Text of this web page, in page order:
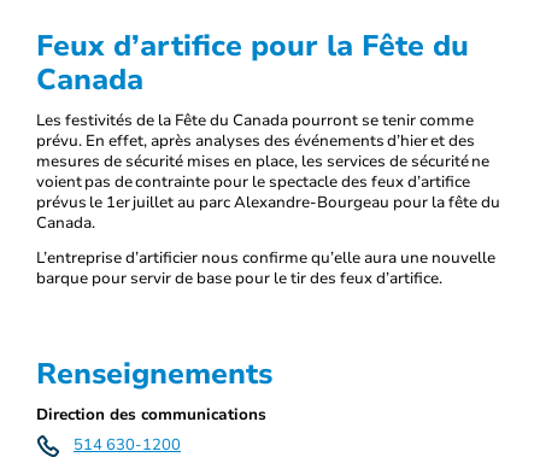
Feux d’artifice pour la Fête du
Canada
Les festivités de la Fête du Canada pourront se tenir comme
prévu. En effet, après analyses des événements d’hier et des
mesures de sécurité mises en place, les services de sécurité ne
voient pas de contrainte pour le spectacle des feux d’artifice
prévus le 1er juillet au parc Alexandre-Bourgeau pour la fête du
Canada.
L’entreprise d’artificier nous confirme qu’elle aura une nouvelle
barque pour servir de base pour le tir des feux d’artifice.
Renseignements
Direction des communications
514 630-1200